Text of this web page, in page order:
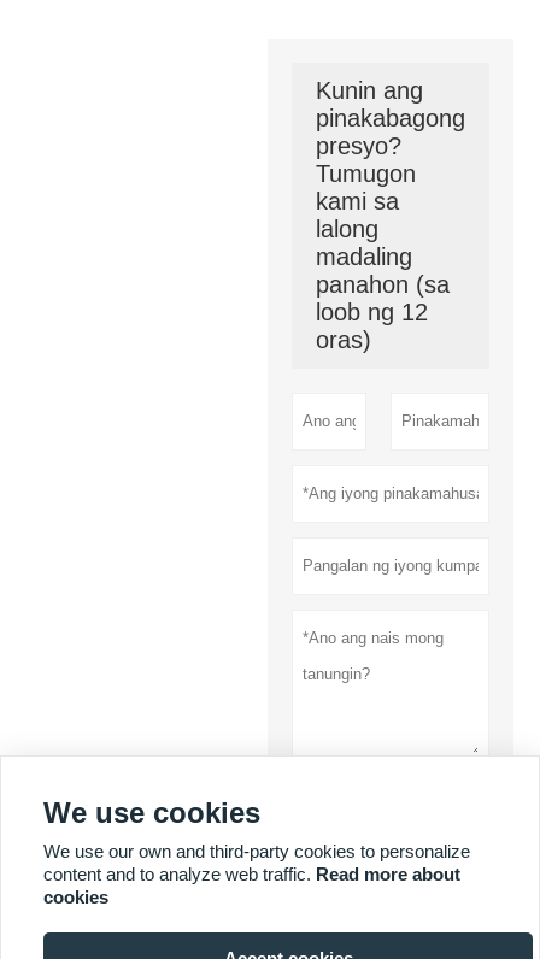
Kunin ang
pinakabagong
presyo?
Tumugon
kami sa
lalong
madaling
panahon (sa
loob ng 12
oras)
Patakaran sa
privacy
We use cookies
We use our own and third-party cookies to personalize
content and to analyze web traffic. Read more about
cookies